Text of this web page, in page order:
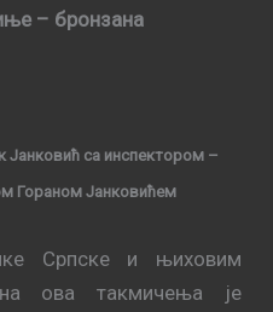
– бронзана
Јанковић са инспектором –
Гораном Јанковићем
Српске и њиховим
ова такмичења је